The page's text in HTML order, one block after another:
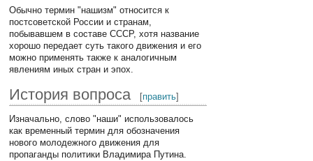
Обычно термин "нашизм" относится к
постсоветской России и странам,
побывавшем в составе СССР, хотя название
хорошо передает суть такого движения и его
можно применять также к аналогичным
явлениям иных стран и эпох.
История вопроса [править]
Изначально, слово "наши" использовалось
как временный термин для обозначения
нового молодежного движения для
пропаганды политики Владимира Путина.